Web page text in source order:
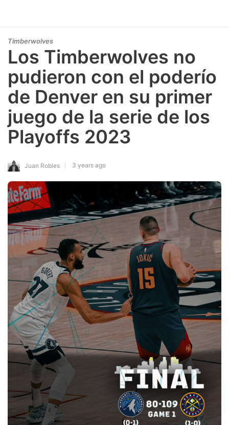
Timberwolves
Los Timberwolves no
pudieron con el poderío
de Denver en su primer
juego de la serie de los
Playoffs 2023
Juan Robles 3 years ago